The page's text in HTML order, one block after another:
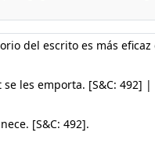
del escrito es más
les emporta. [S&C: 492]
[S&C: 492].